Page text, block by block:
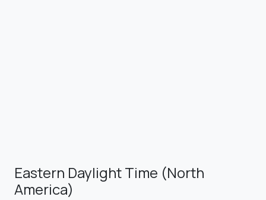
Eastern Daylight Time (North
America)